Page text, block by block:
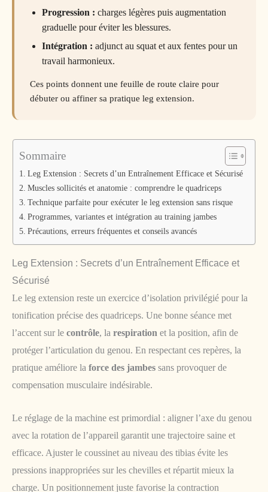
Progression : charges légères puis augmentation
graduelle pour éviter les blessures.
Intégration : adjunct au squat et aux fentes pour un
travail harmonieux.
Ces points donnent une feuille de route claire pour
débuter ou affiner sa pratique leg extension.
Sommaire
Leg Extension : Secrets d’un Entraînement Efficace et Sécurisé
Muscles sollicités et anatomie : comprendre le quadriceps
Technique parfaite pour exécuter le leg extension sans risque
Programmes, variantes et intégration au training jambes
Précautions, erreurs fréquentes et conseils avancés
Leg Extension : Secrets d’un Entraînement Efficace et
Sécurisé
Le leg extension reste un exercice d’isolation privilégié pour la
tonification précise des quadriceps. Une bonne séance met
l’accent sur le contrôle, la respiration et la position, afin de
protéger l’articulation du genou. En respectant ces repères, la
pratique améliore la force des jambes sans provoquer de
compensation musculaire indésirable.
Le réglage de la machine est primordial : aligner l’axe du genou
avec la rotation de l’appareil garantit une trajectoire saine et
efficace. Ajuster le coussinet au niveau des tibias évite les
pressions inappropriées sur les chevilles et répartit mieux la
charge. Un positionnement juste favorise la contraction